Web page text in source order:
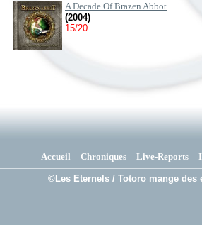
A Decade Of Brazen Abbot
(2004)
15/20
Accueil Chroniques Live-Reports
©Les Eternels / Totoro mange des